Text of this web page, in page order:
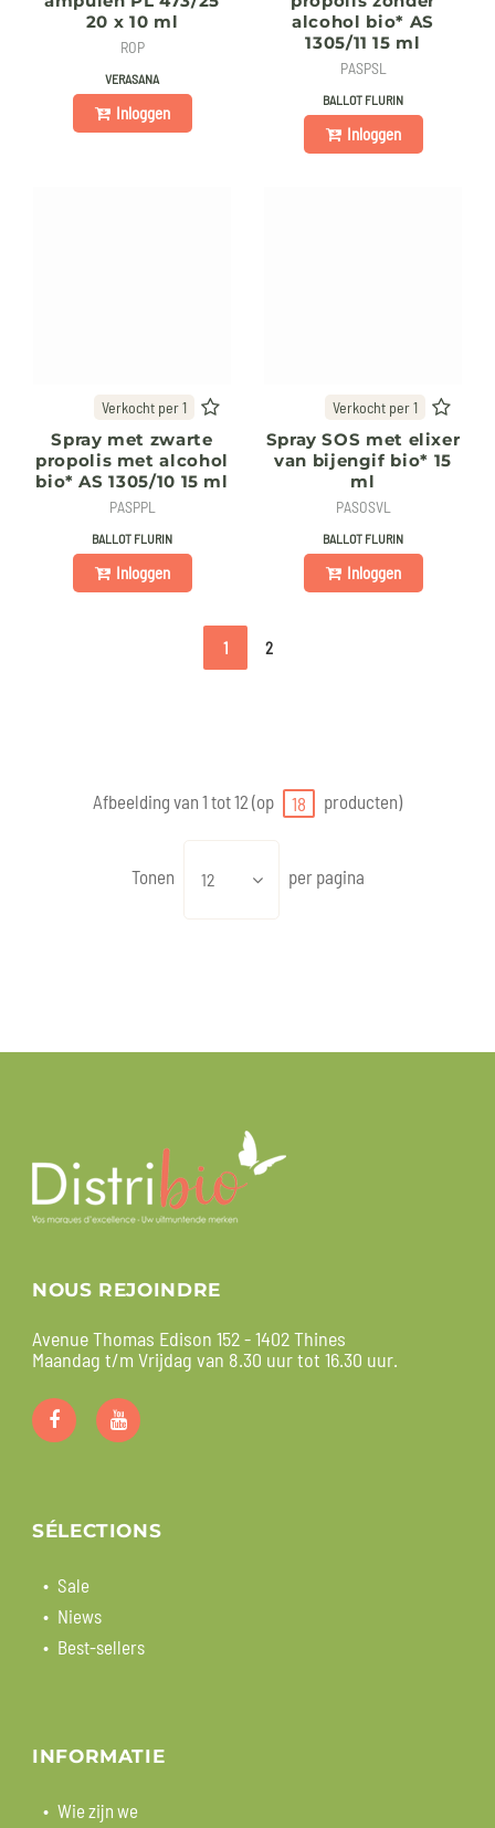
20 x 10 ml
ROP
VERASANA
Inloggen
alcohol bio* AS
1305/11 15 ml
PASPSL
BALLOT FLURIN
Inloggen
Verkocht per 1
Spray met zwarte
propolis met alcohol
bio* AS 1305/10 15 ml
PASPPL
BALLOT FLURIN
Inloggen
Verkocht per 1
Spray SOS met elixer
van bijengif bio* 15
ml
PASOSVL
BALLOT FLURIN
Inloggen
1 2
Afbeelding van 1 tot 12 (op 18 producten)
Tonen 12 per pagina
NOUS REJOINDRE
Avenue Thomas Edison 152 - 1402 Thines
Maandag t/m Vrijdag van 8.30 uur tot 16.30 uur.
SÉLECTIONS
Sale
Niews
Best-sellers
INFORMATIE
Wie zijn we